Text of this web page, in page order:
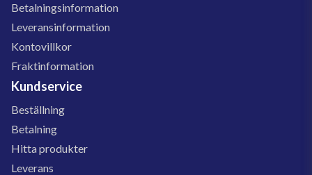
Betalningsinformation
Leveransinformation
Kontovillkor
Fraktinformation
Kundservice
Beställning
Betalning
Hitta produkter
Leverans